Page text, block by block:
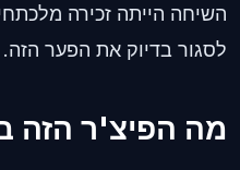
השיחה הייתה זכירה
לסגור בדיוק את הפער הזה.
מה הפיצ'ר הזה